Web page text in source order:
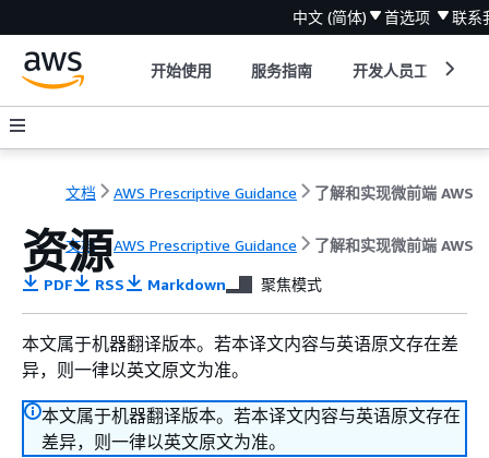
中文 (简体) 首选项 联系
开始使用 服务指南 开发人员工具
文档 AWS Prescriptive Guidance 了解和实现微前端 AWS
文档 AWS Prescriptive Guidance 了解和实现微前端 AWS
资源
PDF RSS Markdown 聚焦模式
本文属于机器翻译版本。若本译文内容与英语原文存在差
异，则一律以英文原文为准。
本文属于机器翻译版本。若本译文内容与英语原文存在
差异，则一律以英文原文为准。